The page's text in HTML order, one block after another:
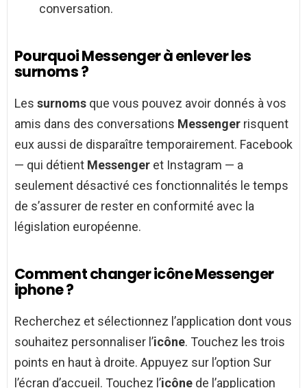
conversation.
Pourquoi Messenger à enlever les
surnoms ?
Les surnoms que vous pouvez avoir donnés à vos
amis dans des conversations Messenger risquent
eux aussi de disparaître temporairement. Facebook
— qui détient Messenger et Instagram — a
seulement désactivé ces fonctionnalités le temps
de s’assurer de rester en conformité avec la
législation européenne.
Comment changer icône Messenger
iphone ?
Recherchez et sélectionnez l’application dont vous
souhaitez personnaliser l’icône. Touchez les trois
points en haut à droite. Appuyez sur l’option Sur
l’écran d’accueil. Touchez l’icône de l’application